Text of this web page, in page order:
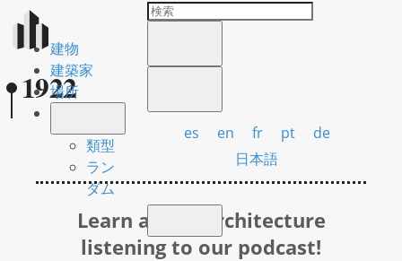
建物
建築家
場所
類型
ラン
ダム
es en fr pt
de
日本語
1922
Learn about Architecture
listening to our podcast!